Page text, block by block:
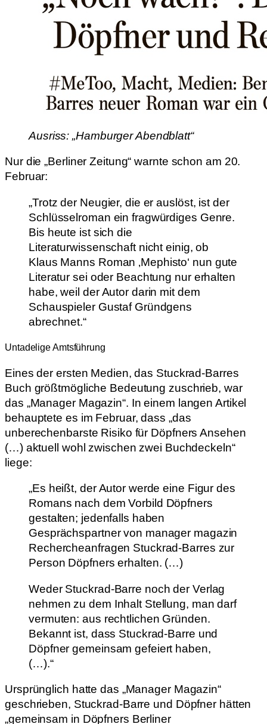
Ausriss: „Hamburger Abendblatt“
Nur die „Berliner Zeitung“ warnte schon am 20.
Februar:
„Trotz der Neugier, die er auslöst, ist der
Schlüsselroman ein fragwürdiges Genre.
Bis heute ist sich die
Literaturwissenschaft nicht einig, ob
Klaus Manns Roman ‚Mephisto‘ nun gute
Literatur sei oder Beachtung nur erhalten
habe, weil der Autor darin mit dem
Schauspieler Gustaf Gründgens
abrechnet.“
Untadelige Amtsführung
Eines der ersten Medien, das Stuckrad-Barres
Buch größtmögliche Bedeutung zuschrieb, war
das „Manager Magazin“. In einem langen Artikel
behauptete es im Februar, dass „das
unberechenbarste Risiko für Döpfners Ansehen
(…) aktuell wohl zwischen zwei Buchdeckeln“
liege:
„Es heißt, der Autor werde eine Figur des
Romans nach dem Vorbild Döpfners
gestalten; jedenfalls haben
Gesprächspartner von manager magazin
Rechercheanfragen Stuckrad-Barres zur
Person Döpfners erhalten. (…)
Weder Stuckrad-Barre noch der Verlag
nehmen zu dem Inhalt Stellung, man darf
vermuten: aus rechtlichen Gründen.
Bekannt ist, dass Stuckrad-Barre und
Döpfner gemeinsam gefeiert haben,
(…).“
Ursprünglich hatte das „Manager Magazin“
geschrieben, Stuckrad-Barre und Döpfner hätten
„gemeinsam in Döpfners Berliner